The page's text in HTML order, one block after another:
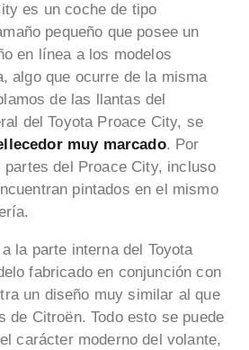
es un coche de tipo
pequeño que posee un
en línea a los modelos
algo que ocurre de la misma
de las llantas del
del Toyota Proace City, se
muy marcado. Por
del Proace City, incluso
pintados en el mismo
la parte interna del Toyota
fabricado en conjunción con
un diseño muy similar al que
de Citroën. Todo esto se puede
carácter moderno del volante,